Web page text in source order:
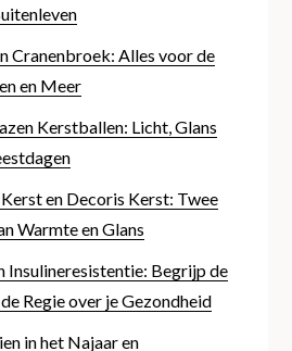
Cranenbroek: Alles voor de
en Meer
Kerstballen: Licht, Glans
en Decoris Kerst: Twee
Warmte en Glans
Insulineresistentie: Begrijp de
Regie over je Gezondheid
in het Najaar en